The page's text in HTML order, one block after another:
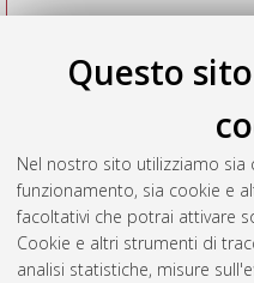
Questo
Nel nostro sito utilizziamo sia
funzionamento, sia cookie e
facoltativi che potrai attivare
Cookie e altri strumenti di
analisi statistiche, misure
Vedi